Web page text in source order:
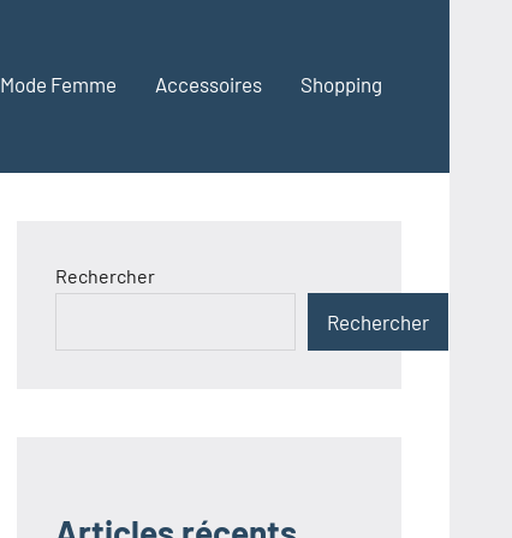
Mode Femme Accessoires Shopping
Rechercher
Rechercher